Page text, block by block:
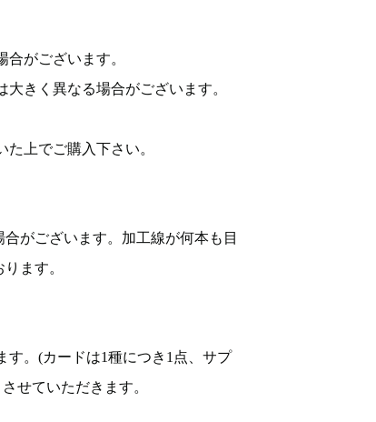
がございます。
きく異なる場合がございます。
上でご購入下さい。
がございます。加工線が何本も目
ます。
す。(カードは1種につき1点、サプ
せていただきます。